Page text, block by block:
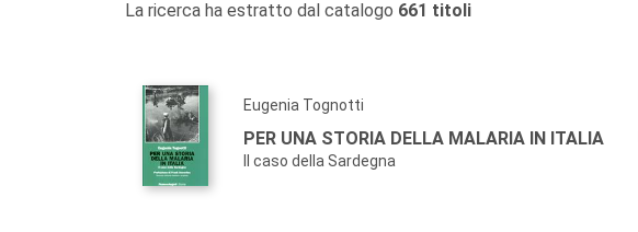
La ricerca ha estratto dal catalogo 661 titoli
Eugenia Tognotti
PER UNA STORIA DELLA MALARIA IN ITALIA
Il caso della Sardegna